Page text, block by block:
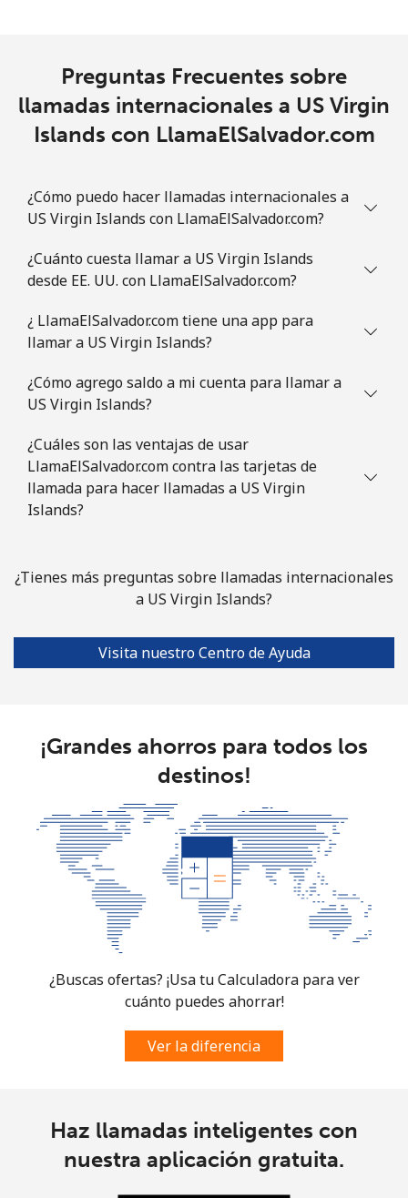
Preguntas Frecuentes sobre
llamadas internacionales a US Virgin
Islands con LlamaElSalvador.com
¿Cómo puedo hacer llamadas internacionales a
US Virgin Islands con LlamaElSalvador.com?
¿Cuánto cuesta llamar a US Virgin Islands
desde EE. UU. con LlamaElSalvador.com?
¿ LlamaElSalvador.com tiene una app para
llamar a US Virgin Islands?
¿Cómo agrego saldo a mi cuenta para llamar a
US Virgin Islands?
¿Cuáles son las ventajas de usar
LlamaElSalvador.com contra las tarjetas de
llamada para hacer llamadas a US Virgin
Islands?
¿Tienes más preguntas sobre llamadas internacionales
a US Virgin Islands?
Visita nuestro Centro de Ayuda
¡Grandes ahorros para todos los
destinos!
¿Buscas ofertas? ¡Usa tu Calculadora para ver
cuánto puedes ahorrar!
Ver la diferencia
Haz llamadas inteligentes con
nuestra aplicación gratuita.